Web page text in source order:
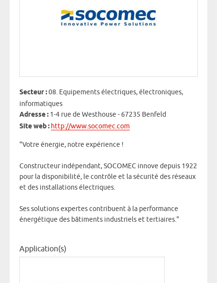
Secteur :08. Equipements électriques, électroniques,
informatiques
Adresse : 1-4 rue de Westhouse - 67235 Benfeld
Site web : http://www.socomec.com
"Votre énergie, notre expérience !
Constructeur indépendant, SOCOMEC innove depuis 1922
pour la disponibilité, le contrôle et la sécurité des réseaux
et des installations électriques.
Ses solutions expertes contribuent à la performance
énergétique des bâtiments industriels et tertiaires."
Application(s)